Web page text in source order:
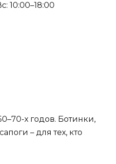
10:00–18:00
х годов. Ботинки,
– для тех, кто